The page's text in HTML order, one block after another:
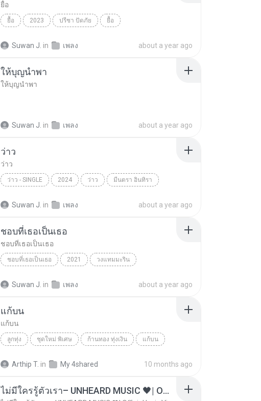
ยื้อ
ยื้อ 2023 ปรีชา ปัดภัย ยื้อ
Suwan J. in เพลง about a year ago
ให้บุญนำพา
ให้บุญนำพา
Suwan J. in เพลง about a year ago
ว่าว
ว่าว
ว่าว - SINGLE 2024 ว่าว มีนตรา อินทิรา
Suwan J. in เพลง about a year ago
ชอบที่เธอเป็นเธอ
ชอบที่เธอเป็นเธอ
ชอบที่เธอเป็นเธอ 2021 วงแทมมะริน
Suwan J. in เพลง about a year ago
แก้บน
แก้บน
ลูกทุ่ง ชุดใหม่ พิเศษ ก้านทอง ทุ่งเงิน แก้บน
Arthip T. in My 4shared 10 months ago
ไม่มีใครรู้ตัวเรา– UNHEARD MUSIC 🖤| Official Lyric Video | เพลงสู้ชีวิต